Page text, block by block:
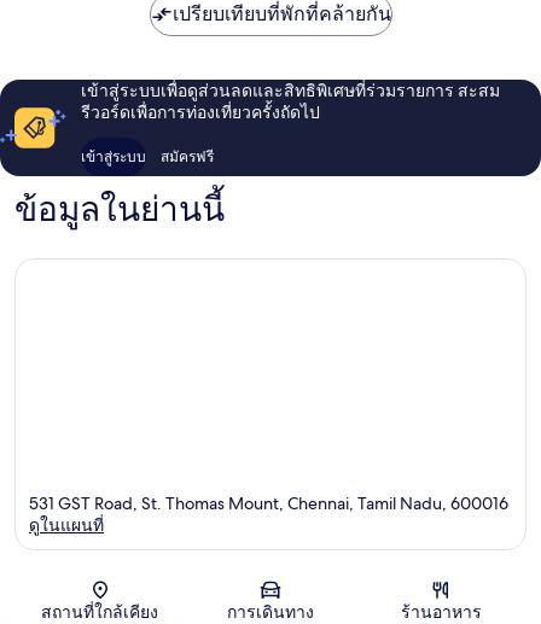
เปรียบเทียบที่พักที่คล้ายกัน
เข้าสู่ระบบเพื่อดูส่วนลดและสิทธิพิเศษที่ร่วมรายการ สะสม
รีวอร์ดเพื่อการท่องเที่ยวครั้งถัดไป
เข้าสู่ระบบ สมัครฟรี
ข้อมูลในย่านนี้
แผนที่
531 GST Road, St. Thomas Mount, Chennai, Tamil Nadu, 600016
ดูในแผนที่
สถานที่ใกล้เคียง การเดินทาง ร้านอาหาร